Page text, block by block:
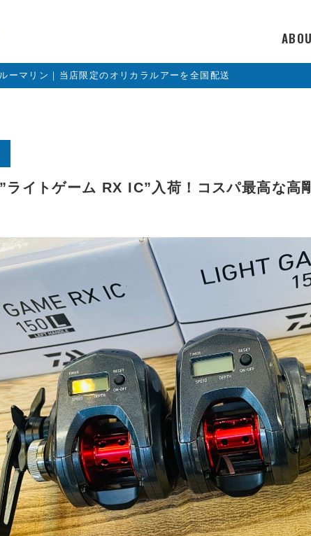
ーマリン｜当店限定のオリカラルアーを全国配送
ライトゲーム RX IC”入荷！コスパ最高な高